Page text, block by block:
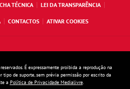
TÉCNICA LEI DA TRANSPARÊNCIA
CONTACTOS ATIVAR COOKIES
É expressamente proibida a reprodução na
tipo de suporte, sem prévia permissão por escrito da
a Política de Privacidade Medialivre.